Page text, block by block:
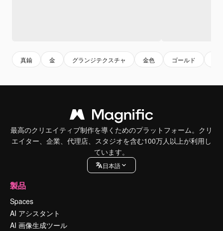
真鍮 金 グランジテクスチャ 金色 ゴールド
最高のクリエイティブ制作を導くためのプラットフォーム。クリ
エイター、企業、代理店、スタジオを含む100万人以上が利用し
ています。
日本語
製品
Spaces
AI アシスタント
AI 画像生成ツール